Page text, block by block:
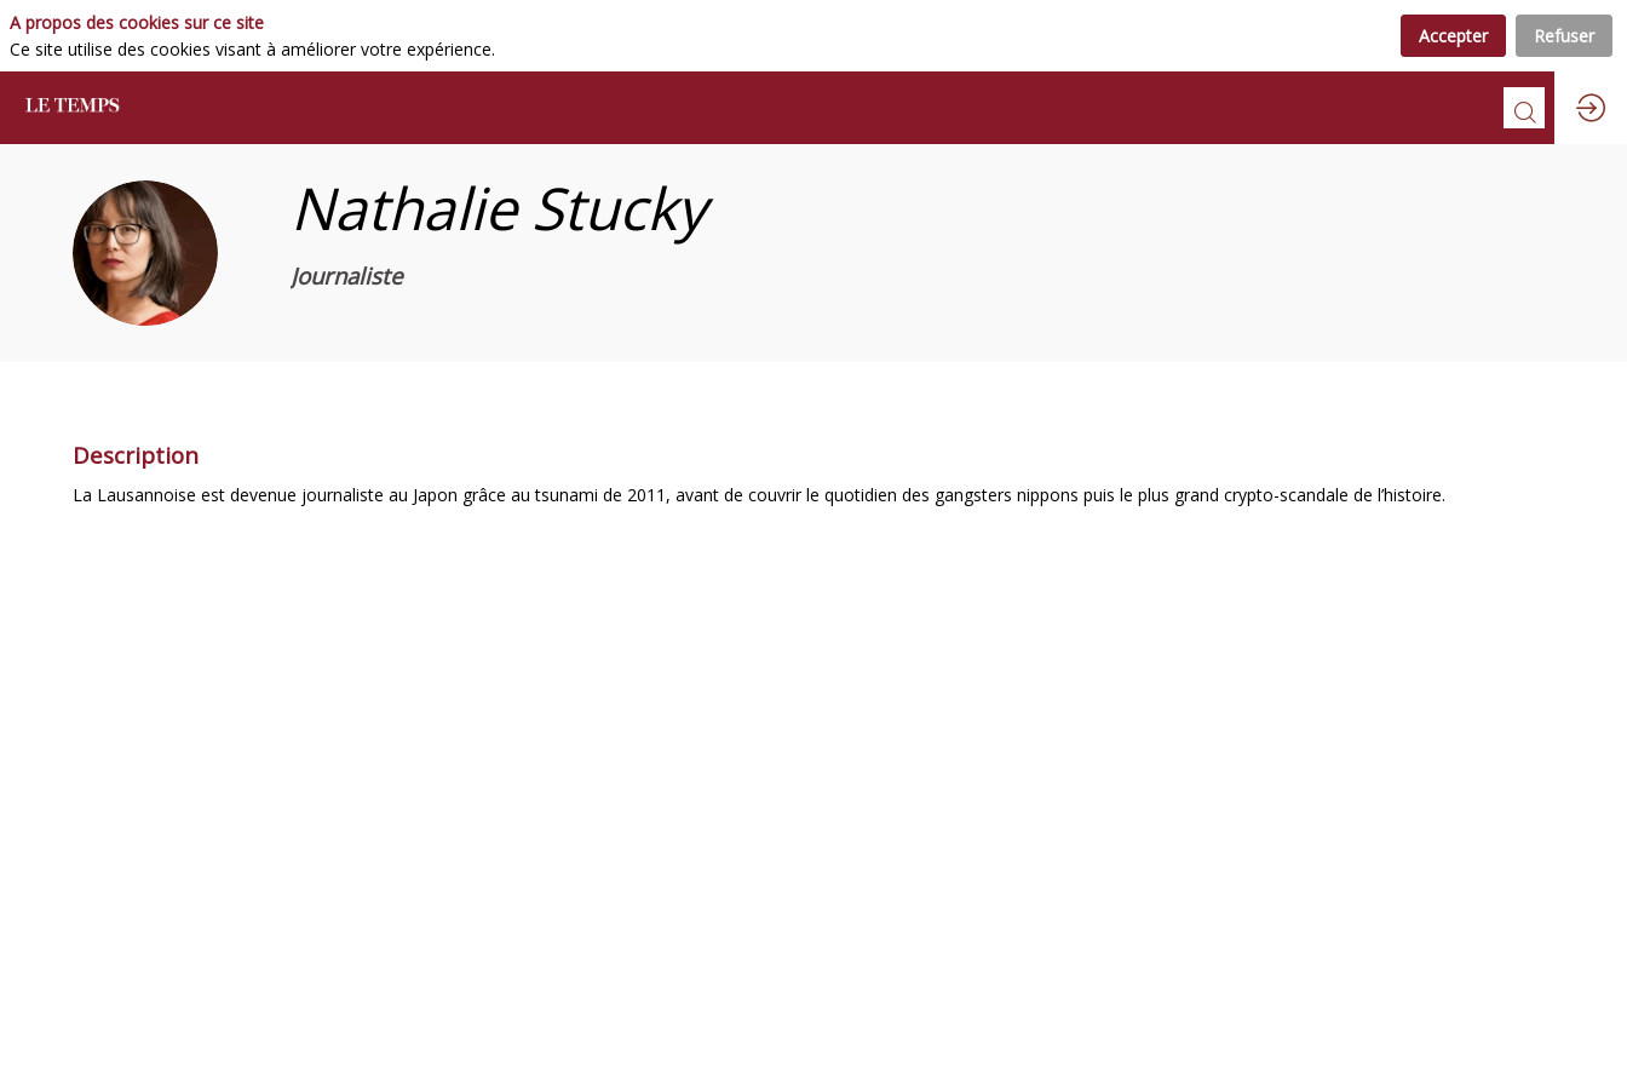
NS
Nathalie Stucky
Journaliste
Description
La Lausannoise est devenue journaliste au Japon grâce au tsunami de 2011, avant de couvrir le quotidien des gangsters nippons puis le plus grand crypto-scandale de l’histoire.
A propos des cookies sur ce site
Ce site utilise des cookies visant à améliorer votre expérience.
Accepter Refuser